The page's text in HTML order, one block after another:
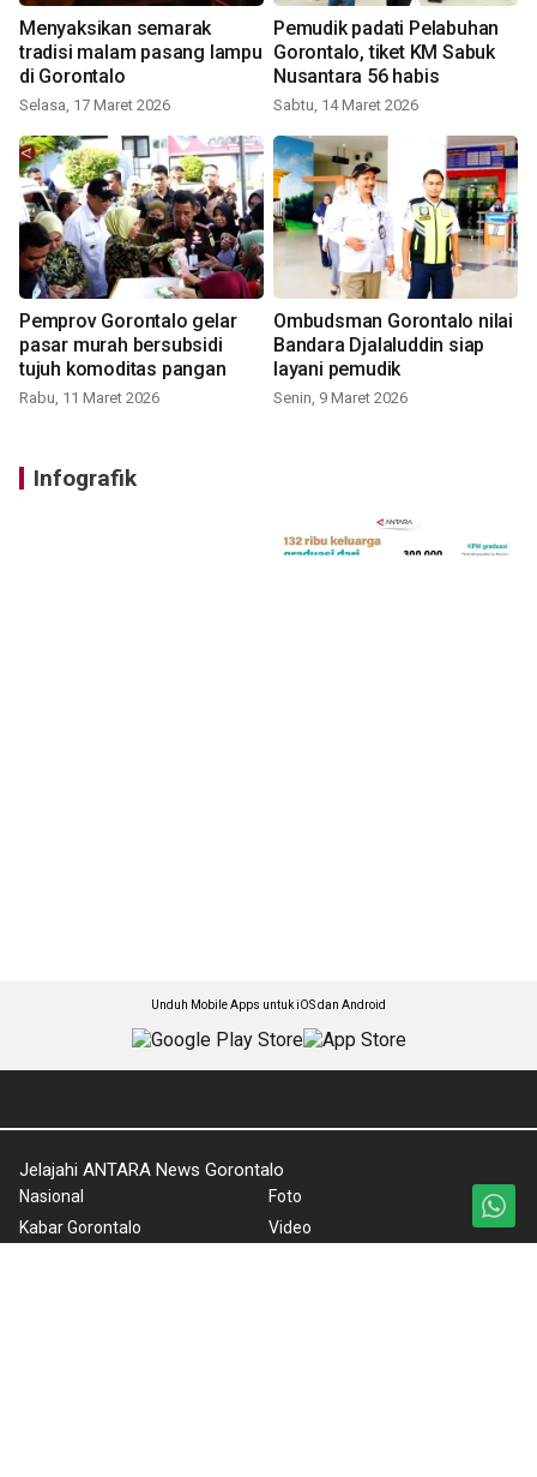
Menyaksikan semarak
tradisi malam pasang lampu
di Gorontalo
Selasa, 17 Maret 2026
Pemudik padati Pelabuhan
Gorontalo, tiket KM Sabuk
Nusantara 56 habis
Sabtu, 14 Maret 2026
Pemprov Gorontalo gelar
pasar murah bersubsidi
tujuh komoditas pangan
Rabu, 11 Maret 2026
Ombudsman Gorontalo nilai
Bandara Djalaluddin siap
layani pemudik
Senin, 9 Maret 2026
Infografik
Unduh Mobile Apps untuk iOS dan Android
Jelajahi ANTARA News Gorontalo
Nasional
Kabar Gorontalo
Foto
Video